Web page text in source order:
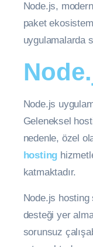
Node.js,
paket
uygulamalarda
Node.js
Geleneksel
nedenle, özel
hosting
katmaktadır.
Node.js
desteği yer
sorunsuz